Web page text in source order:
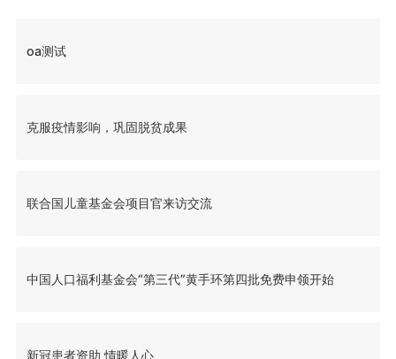
oa测试
克服疫情影响，巩固脱贫成果
联合国儿童基金会项目官来访交流
中国人口福利基金会“第三代”黄手环第四批免费申领开始
新冠患者资助 情暖人心